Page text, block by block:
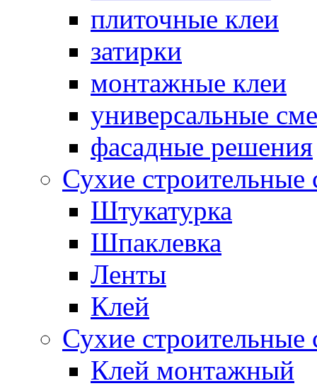
плиточные клеи
затирки
монтажные клеи
универсальные
фасадные решения
Сухие
Штукатурка
Шпаклевка
Ленты
Клей
Сухие
Клей монтажный